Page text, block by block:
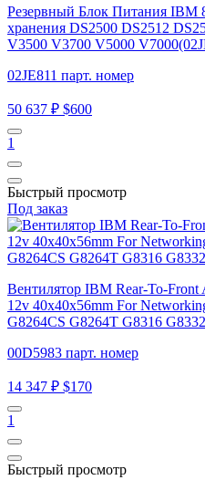
Резервный Блок Питания IBM
хранения DS2500 DS2512
V3500 V3700 V5000
02JE811 парт. номер
50 637 ₽ $600
1
Быстрый просмотр
Под заказ
Вентилятор IBM Rear-To-
12v 40x40x56mm For
G8264CS G8264T G8316
00D5983 парт. номер
14 347 ₽ $170
1
Быстрый просмотр